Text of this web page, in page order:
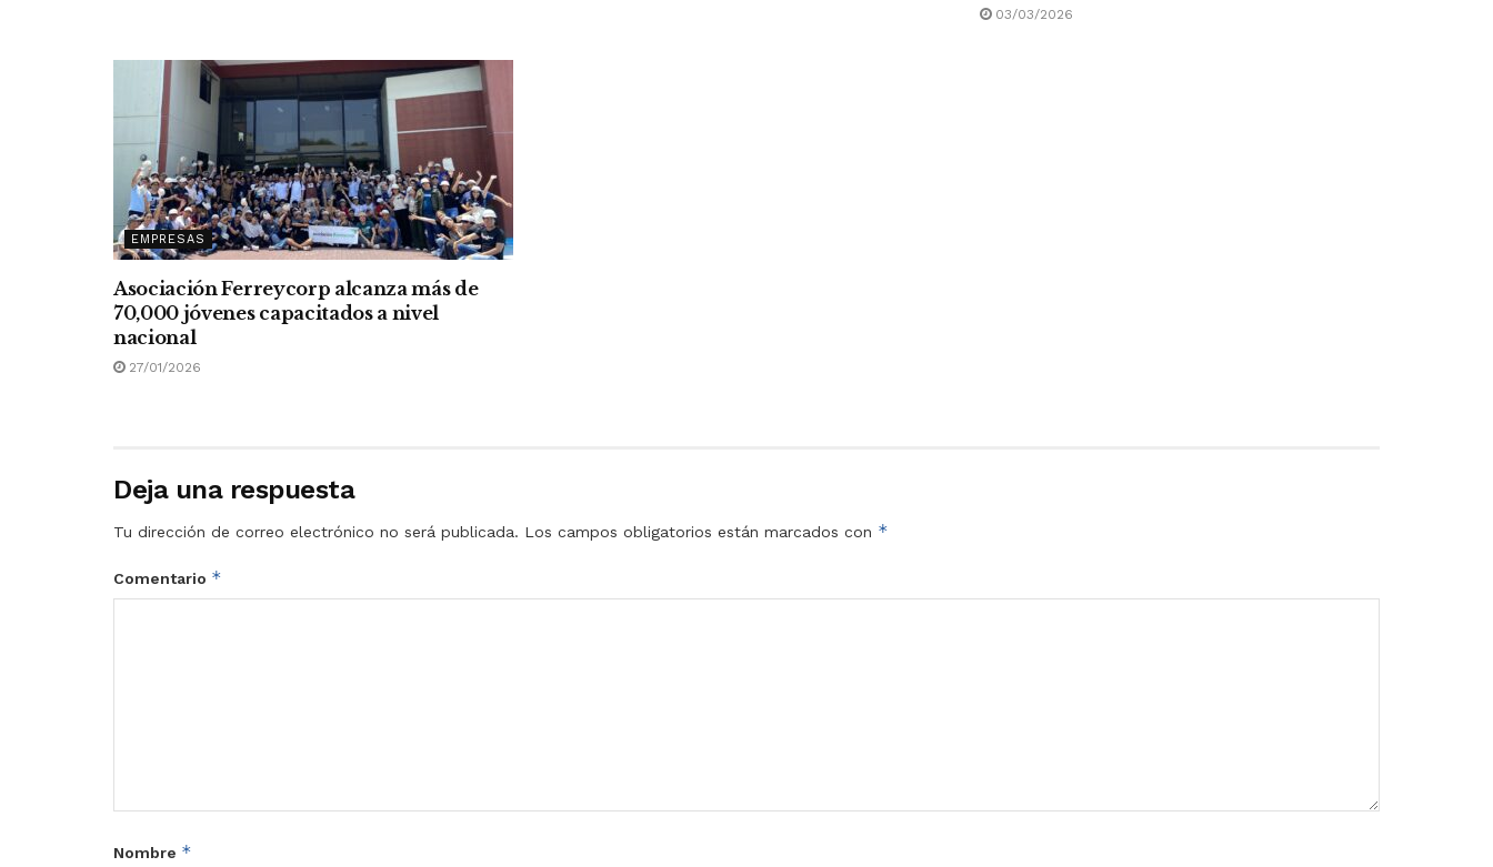
03/03/2026
EMPRESAS
Asociación Ferreycorp alcanza más de
70,000 jóvenes capacitados a nivel
nacional
27/01/2026
Deja una respuesta
Tu dirección de correo electrónico no será publicada. Los campos obligatorios están marcados con *
Comentario *
Nombre *